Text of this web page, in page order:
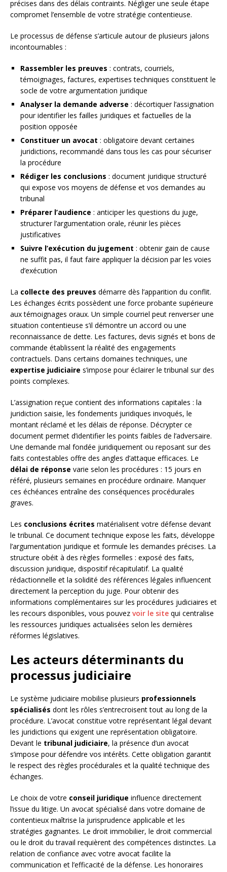
précises dans des délais contraints. Négliger une seule étape
compromet l’ensemble de votre stratégie contentieuse.
Le processus de défense s’articule autour de plusieurs jalons
incontournables :
Rassembler les preuves : contrats, courriels,
témoignages, factures, expertises techniques constituent le
socle de votre argumentation juridique
Analyser la demande adverse : décortiquer l’assignation
pour identifier les failles juridiques et factuelles de la
position opposée
Constituer un avocat : obligatoire devant certaines
juridictions, recommandé dans tous les cas pour sécuriser
la procédure
Rédiger les conclusions : document juridique structuré
qui expose vos moyens de défense et vos demandes au
tribunal
Préparer l’audience : anticiper les questions du juge,
structurer l’argumentation orale, réunir les pièces
justificatives
Suivre l’exécution du jugement : obtenir gain de cause
ne suffit pas, il faut faire appliquer la décision par les voies
d’exécution
La collecte des preuves démarre dès l’apparition du conflit.
Les échanges écrits possèdent une force probante supérieure
aux témoignages oraux. Un simple courriel peut renverser une
situation contentieuse s’il démontre un accord ou une
reconnaissance de dette. Les factures, devis signés et bons de
commande établissent la réalité des engagements
contractuels. Dans certains domaines techniques, une
expertise judiciaire s’impose pour éclairer le tribunal sur des
points complexes.
L’assignation reçue contient des informations capitales : la
juridiction saisie, les fondements juridiques invoqués, le
montant réclamé et les délais de réponse. Décrypter ce
document permet d’identifier les points faibles de l’adversaire.
Une demande mal fondée juridiquement ou reposant sur des
faits contestables offre des angles d’attaque efficaces. Le
délai de réponse varie selon les procédures : 15 jours en
référé, plusieurs semaines en procédure ordinaire. Manquer
ces échéances entraîne des conséquences procédurales
graves.
Les conclusions écrites matérialisent votre défense devant
le tribunal. Ce document technique expose les faits, développe
l’argumentation juridique et formule les demandes précises. La
structure obéit à des règles formelles : exposé des faits,
discussion juridique, dispositif récapitulatif. La qualité
rédactionnelle et la solidité des références légales influencent
directement la perception du juge. Pour obtenir des
informations complémentaires sur les procédures judiciaires et
les recours disponibles, vous pouvez voir le site qui centralise
les ressources juridiques actualisées selon les dernières
réformes législatives.
Les acteurs déterminants du
processus judiciaire
Le système judiciaire mobilise plusieurs professionnels
spécialisés dont les rôles s’entrecroisent tout au long de la
procédure. L’avocat constitue votre représentant légal devant
les juridictions qui exigent une représentation obligatoire.
Devant le tribunal judiciaire, la présence d’un avocat
s’impose pour défendre vos intérêts. Cette obligation garantit
le respect des règles procédurales et la qualité technique des
échanges.
Le choix de votre conseil juridique influence directement
l’issue du litige. Un avocat spécialisé dans votre domaine de
contentieux maîtrise la jurisprudence applicable et les
stratégies gagnantes. Le droit immobilier, le droit commercial
ou le droit du travail requièrent des compétences distinctes. La
relation de confiance avec votre avocat facilite la
communication et l’efficacité de la défense. Les honoraires